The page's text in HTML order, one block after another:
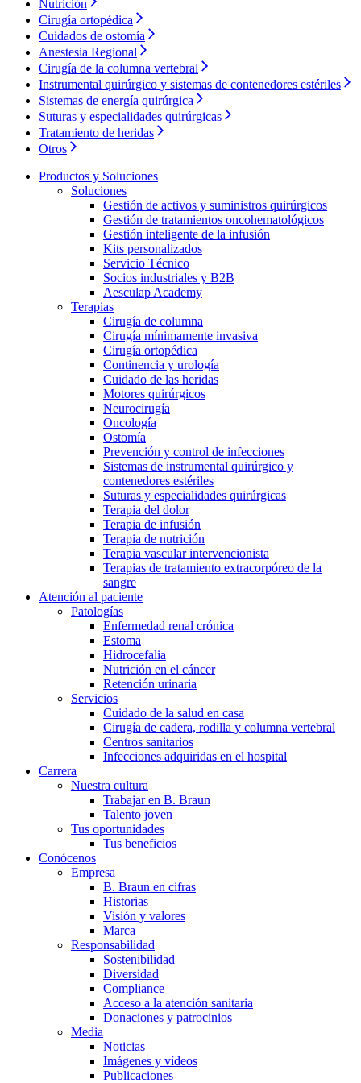
Catálogo de productos
Encuentra el producto que estás buscando. Visita el catálogo
de productos de B. Braun con nuestra cartera completa.
Cuidar de la salud en casa te ofrece la posibilidad de recuperar
tu independencia y mejorar tu calidad de vida.
Media
Contacto
En diálogo con B. Braun. Ponte en contacto con nosotros.
Nutrición
Cirugía ortopédica
Cuidados de ostomía
Anestesia Regional
Cirugía de la columna vertebral
Instrumental quirúrgico y sistemas de contenedores estériles
Sistemas de energía quirúrgica
Suturas y especialidades quirúrgicas
Tratamiento de heridas
Otros
Productos y Soluciones
Soluciones
Gestión de activos y suministros quirúrgicos
Gestión de tratamientos oncohematológicos
Gestión inteligente de la infusión
Kits personalizados
Servicio Técnico
Socios industriales y B2B
Aesculap Academy
Terapias
Cirugía de columna
Cirugía mínimamente invasiva
Cirugía ortopédica
Continencia y urología
Cuidado de las heridas
Motores quirúrgicos
Neurocirugía
Oncología
Ostomía
Prevención y control de infecciones
Sistemas de instrumental quirúrgico y
contenedores estériles
Suturas y especialidades quirúrgicas
Terapia del dolor
Terapia de infusión
Terapia de nutrición
Terapia vascular intervencionista
Terapias de tratamiento extracorpóreo de la
sangre
Atención al paciente
Patologías
Enfermedad renal crónica
Estoma
Hidrocefalia
Nutrición en el cáncer
Retención urinaria
Servicios
Cuidado de la salud en casa
Cirugía de cadera, rodilla y columna vertebral
Centros sanitarios
Infecciones adquiridas en el hospital
Carrera
Nuestra cultura
Trabajar en B. Braun
Talento joven
Tus oportunidades
Tus beneficios
Conócenos
Empresa
B. Braun en cifras
Historias
Visión y valores
Marca
Responsabilidad
Sostenibilidad
Diversidad
Compliance
Acceso a la atención sanitaria
Donaciones y patrocinios
Media
Noticias
Imágenes y vídeos
Publicaciones